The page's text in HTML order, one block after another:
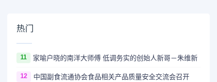
热门
11 家喻户晓的南洋大师傅 低调务实的创始人新哥－朱维新
12 中国副食流通协会食品相关产品质量安全交流会召开